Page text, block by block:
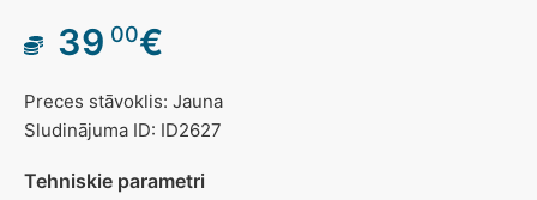
39 00€
Preces stāvoklis: Jauna
Sludinājuma ID: ID2627
Tehniskie parametri